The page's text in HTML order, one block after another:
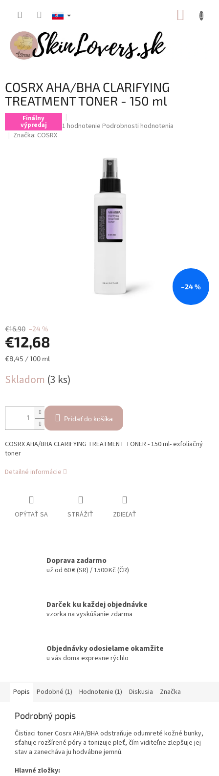
COSRX AHA/BHA CLARIFYING
TREATMENT TONER - 150 ml
Finálny
výpredaj
Priemerné
1 hodnotenie Podrobnosti hodnotenia
Značka: COSRX
–24 %
€16,90 –24 %
€12,68
Jednotková
€8,45 / 100 ml
Skladom (3 ks)
Pridať do košíka
COSRX AHA/BHA CLARIFYING TREATMENT TONER - 150 ml- exfoliačný
toner
Detailné informácie
OPÝTAŤ SA STRÁŽIŤ ZDIEĽAŤ
Doprava zadarmo
už od 60 € (SR) / 1500 Kč (ČR)
Darček ku každej objednávke
vzorka na vyskúšanie zdarma
Objednávky odosielame okamžite
u vás doma expresne rýchlo
Popis Podobné (1) Hodnotenie (1) Diskusia Značka
Podrobný popis
Čistiaci toner Cosrx AHA/BHA odstraňuje odumreté kožné bunky,
sťahuje rozšírené póry a tonizuje pleť, čím viditeľne zlepšuje jej
stav a zanecháva ju hodvábne jemnú.
Hlavné zložky: